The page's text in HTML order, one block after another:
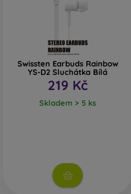
Swissten Earbuds Rainbow
YS-D2 Sluchátka Bílá
219 Kč
Skladem > 5 ks